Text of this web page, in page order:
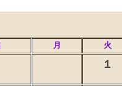
月 火
１